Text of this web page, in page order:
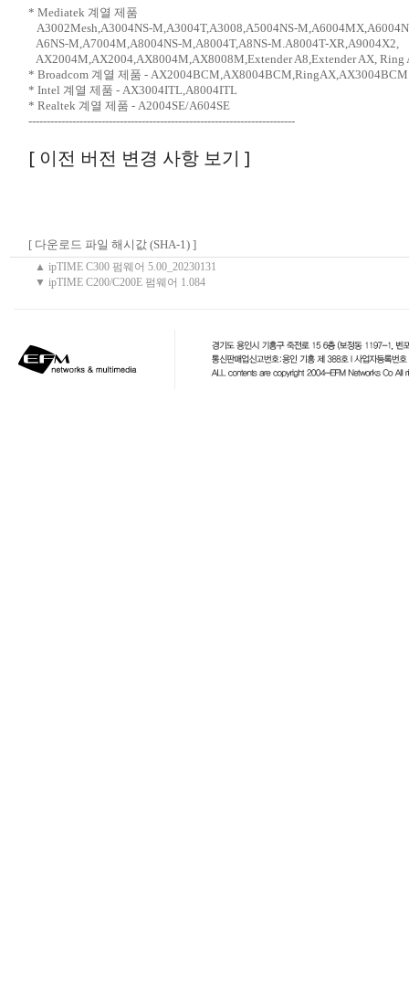
* Mediatek 계열 제품
A3002Mesh,A3004NS-M,A3004T,A3008,A5004NS-
A6NS-M,A7004M,A8004NS-M,A8004T,A8NS-M.A8004T-XR,A9004X2,
AX2004M,AX2004,AX8004M,AX8008M,Extender A8,Extender AX,
* Broadcom 계열 제품 - AX2004BCM,AX8004BCM,RingAX,AX3004BCM
* Intel 계열 제품 - AX3004ITL,A8004ITL
* Realtek 계열 제품 - A2004SE/A604SE
-------------------------------------------------------------------------
[ 이전 버전 변경 사항 보기 ]
[ 다운로드 파일 해시값 (SHA-1) ]
▲ ipTIME C300 펌웨어 5.00_20230131
▼ ipTIME C200/C200E 펌웨어 1.084